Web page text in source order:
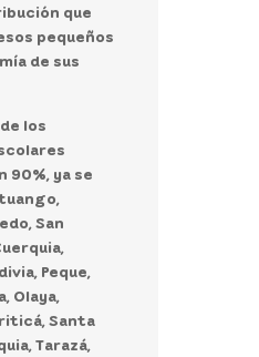
que
pequeños
de sus
los
90%, ya se
San
Peque,
Olaya,
Santa
Tarazá,